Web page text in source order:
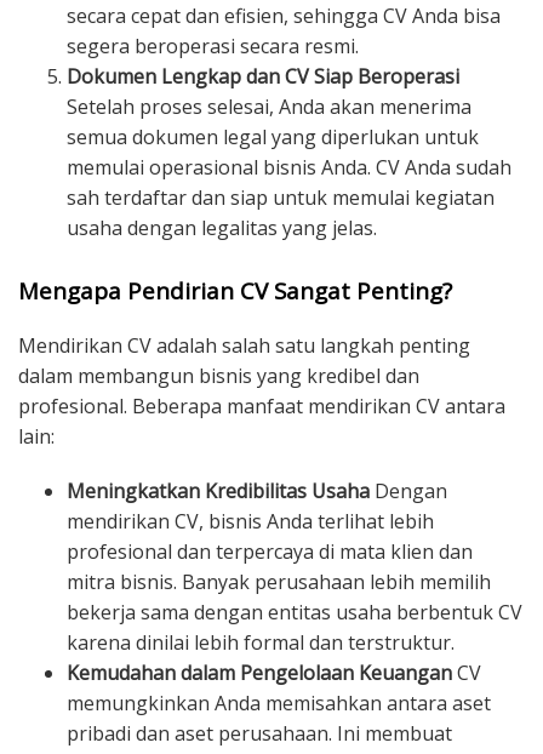
secara cepat dan efisien, sehingga CV Anda bisa
segera beroperasi secara resmi.
Dokumen Lengkap dan CV Siap Beroperasi
Setelah proses selesai, Anda akan menerima
semua dokumen legal yang diperlukan untuk
memulai operasional bisnis Anda. CV Anda sudah
sah terdaftar dan siap untuk memulai kegiatan
usaha dengan legalitas yang jelas.
Mengapa Pendirian CV Sangat Penting?
Mendirikan CV adalah salah satu langkah penting
dalam membangun bisnis yang kredibel dan
profesional. Beberapa manfaat mendirikan CV antara
lain:
Meningkatkan Kredibilitas Usaha Dengan
mendirikan CV, bisnis Anda terlihat lebih
profesional dan terpercaya di mata klien dan
mitra bisnis. Banyak perusahaan lebih memilih
bekerja sama dengan entitas usaha berbentuk CV
karena dinilai lebih formal dan terstruktur.
Kemudahan dalam Pengelolaan KeuanganCV
memungkinkan Anda memisahkan antara aset
pribadi dan aset perusahaan. Ini membuat